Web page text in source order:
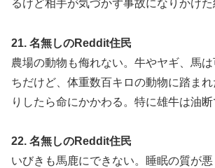
るけど相手が気づかず事故になりかけた
21. 名無しのReddit住民
農場の動物も侮れない。牛やヤギ、馬
ちだけど、体重数百キロの動物に踏ま
りしたら命にかかわる。特に雄牛は油断
22. 名無しのReddit住民
いびきも馬鹿にできない。睡眠の質が